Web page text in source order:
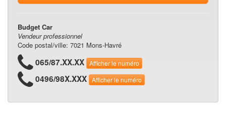
Budget Car
Vendeur professionnel
Code postal/ville: 7021 Mons-Havré
065/87.XX.XX Afficher le numéro
0496/98X.XXX Afficher le numéro